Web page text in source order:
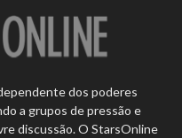
dos poderes
a grupos de pressão e
discussão. O StarsOnline